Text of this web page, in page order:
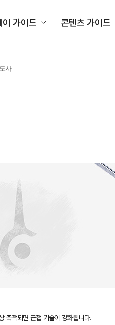
이 가이드 콘텐츠 가이드
사
축적되면 근접 기술이 강화됩니다.